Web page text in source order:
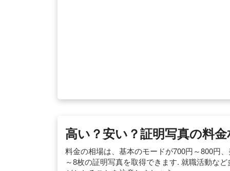
高い？安い？証明写真の料
料金の相場は、基本のモードが700円～800円
～8枚の証明写真を取得できます. 就職活動な